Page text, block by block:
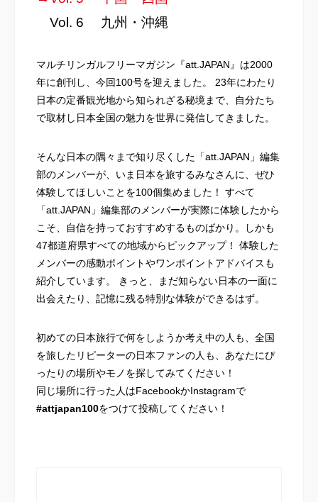
Vol. 6 九州・沖縄
マルチリンガルフリーマガジン『att.JAPAN』は2000
年に創刊し、今回100号を迎えました。 23年にわたり
日本の定番観光地から知られざる秘境まで、自分たち
で取材し日本全国の魅力を世界に発信してきました。
そんな日本の隅々まで知り尽くした「att.JAPAN」編集
部のメンバーが、いま日本を旅するみなさんに、ぜひ
体験してほしいことを100個集めました！ すべて
「att.JAPAN」編集部のメンバーが実際に体験したから
こそ、自信を持っておすすめするものばかり。しかも
47都道府県すべての地域からピックアップ！ 体験した
メンバーの感動ポイントやワンポイントアドバイスも
紹介しています。 きっと、まだ知らない日本の一面に
出会えたり、記憶に残る特別な体験ができるはず。
初めての日本旅行で何をしようか考え中の人も、全国
を旅したリピーターの日本ファンの人も、あなたにぴ
ったりの場所やモノを探してみてください！
同じ場所に行った人はFacebookかInstagramで
#attjapan100をつけて投稿してください！